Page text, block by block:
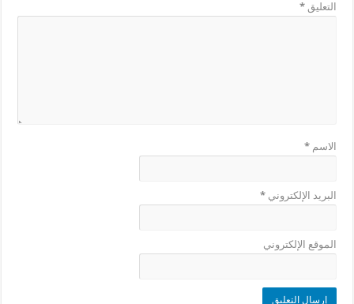
التعليق*
الاسم*
البريد الإلكتروني*
الموقع الإلكتروني